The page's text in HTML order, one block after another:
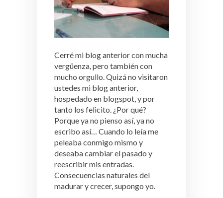
Cerré mi blog anterior con mucha
vergüenza, pero también con
mucho orgullo. Quizá no visitaron
ustedes mi blog anterior,
hospedado en blogspot, y por
tanto los felicito. ¿Por qué?
Porque ya no pienso así, ya no
escribo así… Cuando lo leía me
peleaba conmigo mismo y
deseaba cambiar el pasado y
reescribir mis entradas.
Consecuencias naturales del
madurar y crecer, supongo yo.